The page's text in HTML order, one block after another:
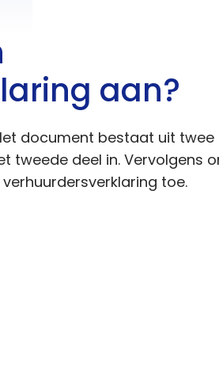
aan?
document bestaat uit twee
tweede deel in. Vervolgens
toe.